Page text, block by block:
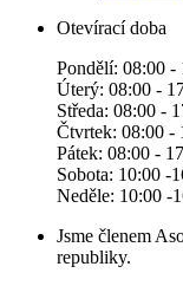
Otevírací doba
Pondělí: 08:00 -
Úterý: 08:00 -
Středa: 08:00 -
Čtvrtek: 08:00 -
Pátek: 08:00 -
Sobota: 10:00 -
Neděle: 10:00 -
Jsme členem
republiky.